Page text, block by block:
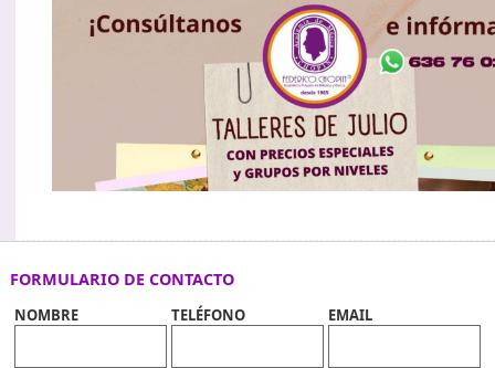
FORMULARIO DE CONTACTO
NOMBRE TELÉFONO EMAIL